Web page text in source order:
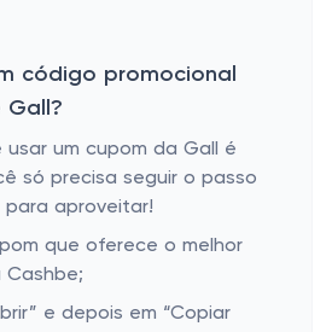
código promocional
Gall?
usar um cupom da Gall é
só precisa seguir o passo
aproveitar!
que oferece o melhor
e depois em “Copiar